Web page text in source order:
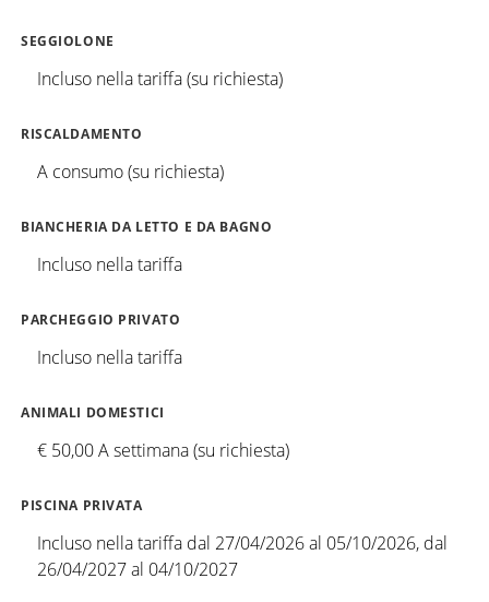
SEGGIOLONE
Incluso nella tariffa (su richiesta)
RISCALDAMENTO
A consumo (su richiesta)
BIANCHERIA DA LETTO E DA BAGNO
Incluso nella tariffa
PARCHEGGIO PRIVATO
Incluso nella tariffa
ANIMALI DOMESTICI
€ 50,00 A settimana (su richiesta)
PISCINA PRIVATA
Incluso nella tariffa dal 27/04/2026 al 05/10/2026, dal
26/04/2027 al 04/10/2027